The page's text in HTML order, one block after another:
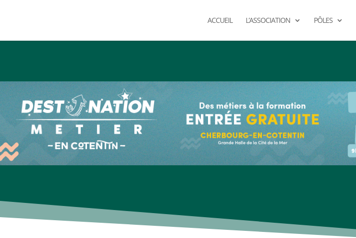
ACCUEIL L’ASSOCIATION PÔLES